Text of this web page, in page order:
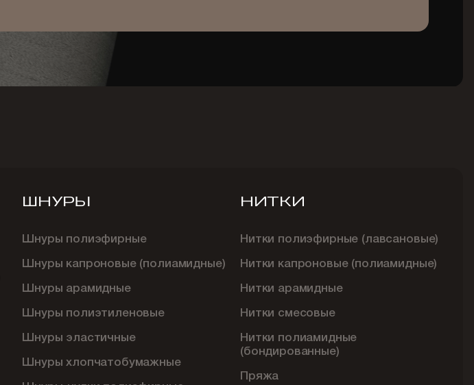
ШНУРЫ
Шнуры полиэфирные
Шнуры капроновые (полиамидные)
Шнуры арамидные
Шнуры полиэтиленовые
Шнуры эластичные
Шнуры хлопчатобумажные
НИТКИ
Нитки полиэфирные (лавсановые)
Нитки капроновые (полиамидные)
Нитки арамидные
Нитки смесовые
Нитки полиамидные
(бондированные)
Пряжа